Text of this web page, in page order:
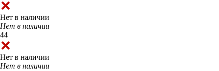
Нет в наличии
Нет в наличии
44
Нет в наличии
Нет в наличии